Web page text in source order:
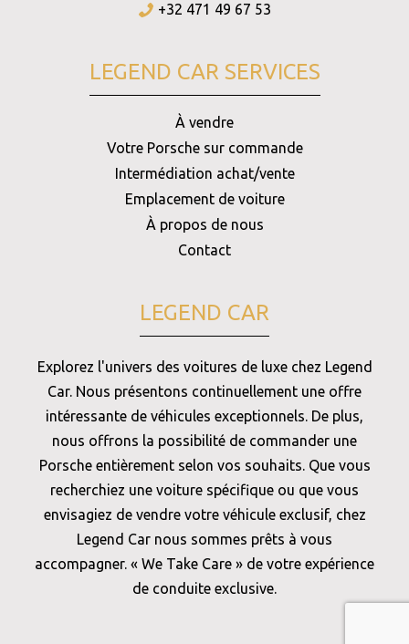
+32 471 49 67 53
LEGEND CAR SERVICES
À vendre
Votre Porsche sur commande
Intermédiation achat/vente
Emplacement de voiture
À propos de nous
Contact
LEGEND CAR
Explorez l'univers des voitures de luxe chez Legend
Car. Nous présentons continuellement une offre
intéressante de véhicules exceptionnels. De plus,
nous offrons la possibilité de commander une
Porsche entièrement selon vos souhaits. Que vous
recherchiez une voiture spécifique ou que vous
envisagiez de vendre votre véhicule exclusif, chez
Legend Car nous sommes prêts à vous
accompagner. « We Take Care » de votre expérience
de conduite exclusive.